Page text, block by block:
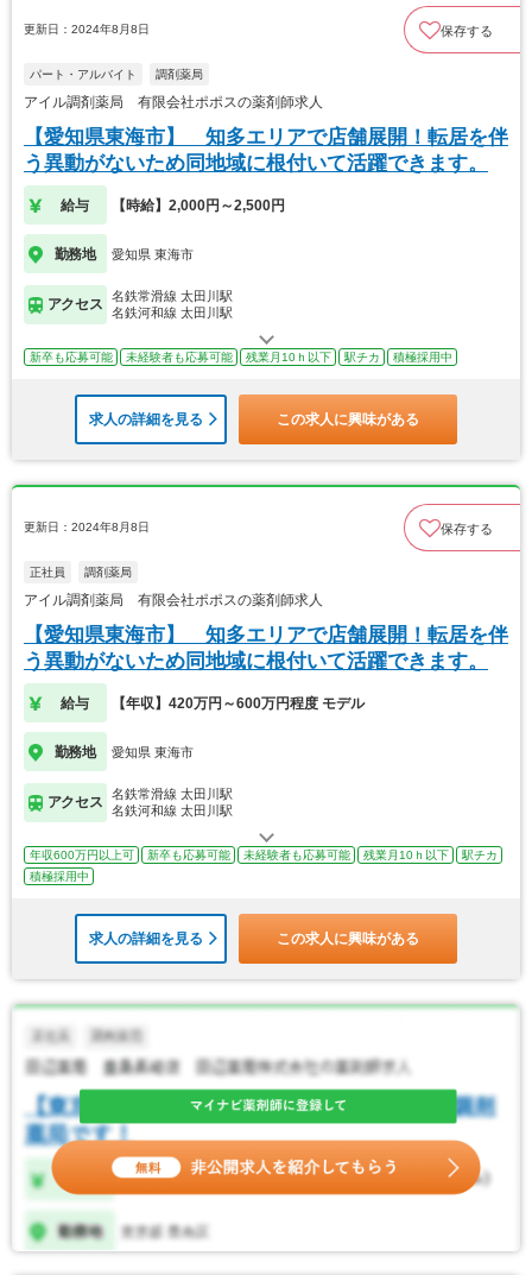
更新日：2024年8月8日 保存する
パート・アルバイト 調剤薬局
アイル調剤薬局 有限会社ポポスの薬剤師求人
【愛知県東海市】 知多エリアで店舗展開！転居を伴
う異動がないため同地域に根付いて活躍できます。
給与 【時給】2,000円～2,500円
勤務地 愛知県 東海市
アクセス
名鉄常滑線 太田川駅
名鉄河和線 太田川駅
新卒も応募可能 未経験者も応募可能 残業月10ｈ以下 駅チカ 積極採用中
求人の詳細を見る この求人に興味がある
更新日：2024年8月8日 保存する
正社員 調剤薬局
アイル調剤薬局 有限会社ポポスの薬剤師求人
【愛知県東海市】 知多エリアで店舗展開！転居を伴
う異動がないため同地域に根付いて活躍できます。
給与 【年収】420万円～600万円程度 モデル
勤務地 愛知県 東海市
アクセス
名鉄常滑線 太田川駅
名鉄河和線 太田川駅
年収600万円以上可 新卒も応募可能 未経験者も応募可能 残業月10ｈ以下
駅チカ
積極採用中
求人の詳細を見る この求人に興味がある